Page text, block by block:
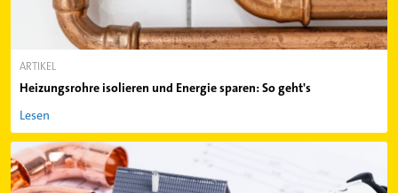
ARTIKEL
Heizungsrohre isolieren und Energie sparen: So geht's
Lesen